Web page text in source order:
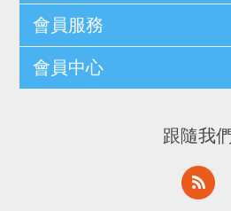
會員服務
會員中心
跟隨我們